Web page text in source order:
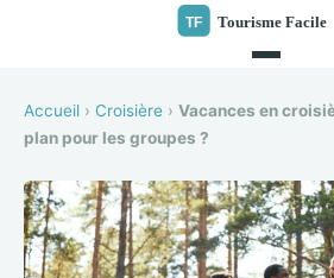
Accueil › Croisière › Vacances en
plan pour les groupes ?